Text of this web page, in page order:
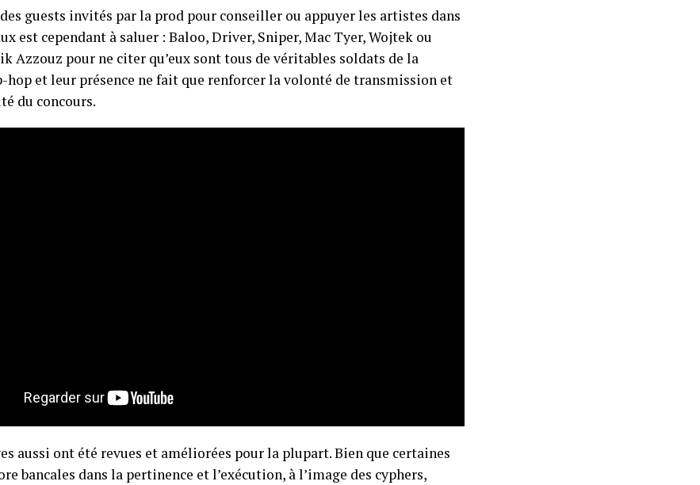
guests invités par la prod pour conseiller ou appuyer les artistes dans
est cependant à saluer : Baloo, Driver, Sniper, Mac Tyer, Wojtek ou
Azzouz pour ne citer qu’eux sont tous de véritables soldats de la
hop et leur présence ne fait que renforcer la volonté de transmission et
du concours.
aussi ont été revues et améliorées pour la plupart. Bien que certaines
bancales dans la pertinence et l’exécution, à l’image des cyphers,